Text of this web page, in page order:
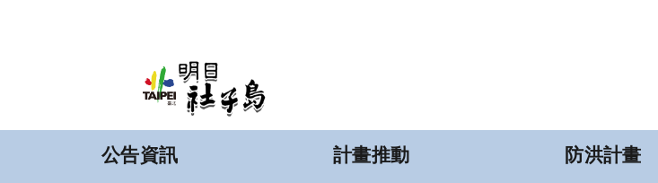
公告資訊 計畫推動 防洪計畫